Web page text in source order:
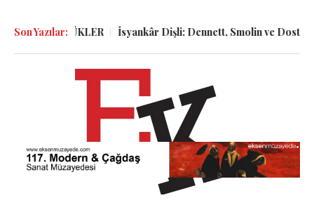
Son Yazılar:
GÜNLÜKLER İsyankâr Dişli: Dennett, Smolin ve